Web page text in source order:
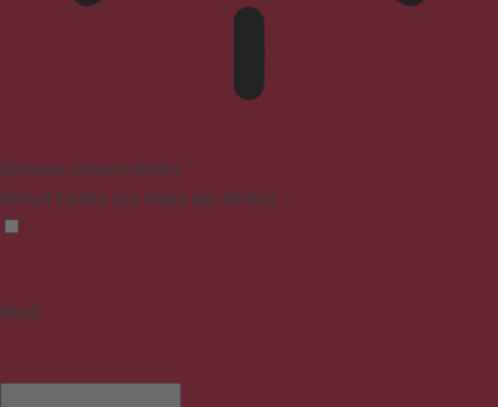
Epilepsie-sicherer Modus
Dämpft Farben und stoppt das Blinken
Inhalt